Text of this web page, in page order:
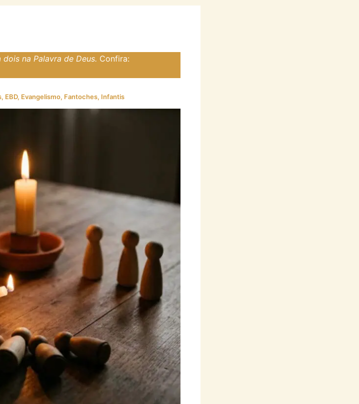
dois na Palavra de Deus. Confira:
, EBD, Evangelismo, Fantoches, Infantis